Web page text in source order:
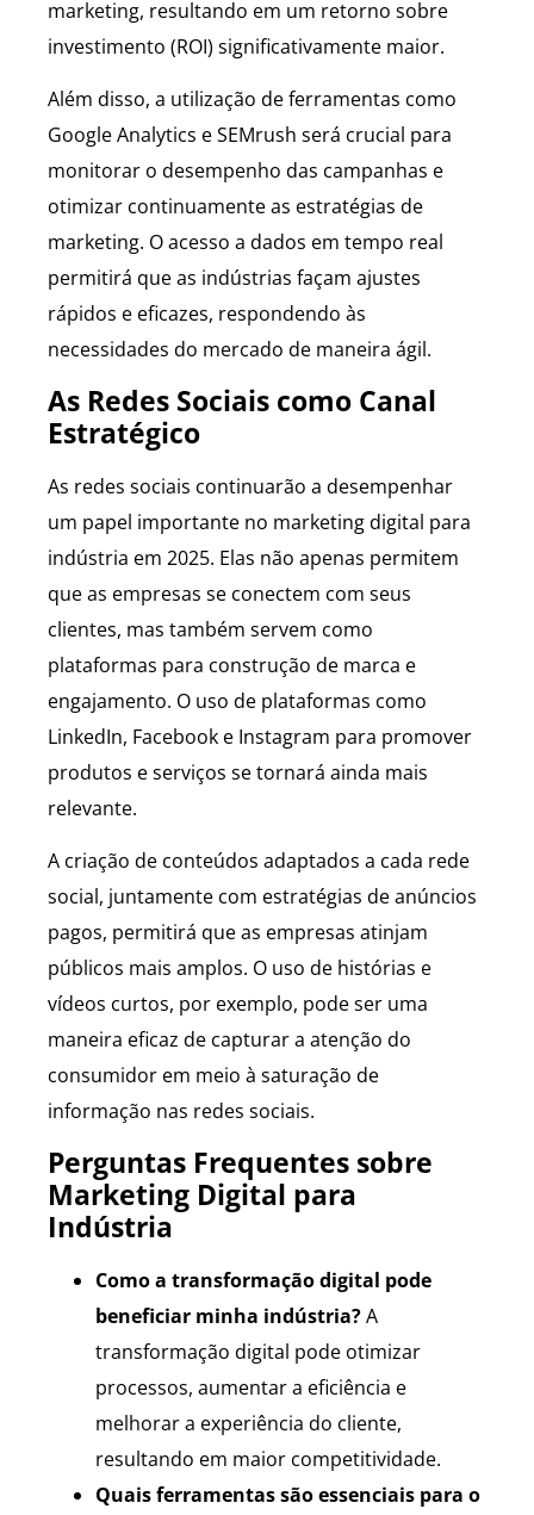
marketing, resultando em um retorno sobre
investimento (ROI) significativamente maior.
Além disso, a utilização de ferramentas como
Google Analytics e SEMrush será crucial para
monitorar o desempenho das campanhas e
otimizar continuamente as estratégias de
marketing. O acesso a dados em tempo real
permitirá que as indústrias façam ajustes
rápidos e eficazes, respondendo às
necessidades do mercado de maneira ágil.
As Redes Sociais como Canal
Estratégico
As redes sociais continuarão a desempenhar
um papel importante no marketing digital para
indústria em 2025. Elas não apenas permitem
que as empresas se conectem com seus
clientes, mas também servem como
plataformas para construção de marca e
engajamento. O uso de plataformas como
LinkedIn, Facebook e Instagram para promover
produtos e serviços se tornará ainda mais
relevante.
A criação de conteúdos adaptados a cada rede
social, juntamente com estratégias de anúncios
pagos, permitirá que as empresas atinjam
públicos mais amplos. O uso de histórias e
vídeos curtos, por exemplo, pode ser uma
maneira eficaz de capturar a atenção do
consumidor em meio à saturação de
informação nas redes sociais.
Perguntas Frequentes sobre
Marketing Digital para
Indústria
Como a transformação digital pode
beneficiar minha indústria?A
transformação digital pode otimizar
processos, aumentar a eficiência e
melhorar a experiência do cliente,
resultando em maior competitividade.
Quais ferramentas são essenciais para o